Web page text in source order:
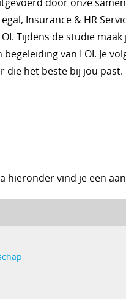
Insurance & HR
Tijdens de studie
van LOI. Je
die het beste bij jou
hieronder vind je een